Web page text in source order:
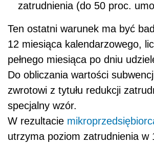
zatrudnienia (do 50 proc.
Ten ostatni warunek ma być
12 miesiąca kalendarzowego,
pełnego miesiąca po dniu
Do obliczania wartości
zwrotowi z tytułu redukcji
specjalny wzór.
W rezultacie
utrzyma poziom zatrudnienia w